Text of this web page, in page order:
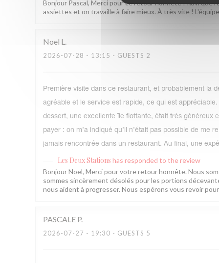
Bonjour Pascal, Merci pour ce retour honnête ! Ravi que
assiettes et on travaille à faire mieux. À très vite !
Noel L
2026-07-28 - 13:15 - GUESTS 2
Première visite dans ce restaurant, et probablement la
agréable et le service est rapide, ce qui est
dessert, une excellente île flottante, était très généreux
payer : on m’a indiqué qu’il n’était pas possible de me
jamais rencontrée dans un restaurant. Au final, une
Les Deux Stations has responded to the review
Bonjour Noel, Merci pour votre retour honnête. Nous
sommes sincèrement désolés pour les portions
nous aident à progresser. Nous espérons vous revoir
PASCALE P
2026-07-27 - 19:30 - GUESTS 5